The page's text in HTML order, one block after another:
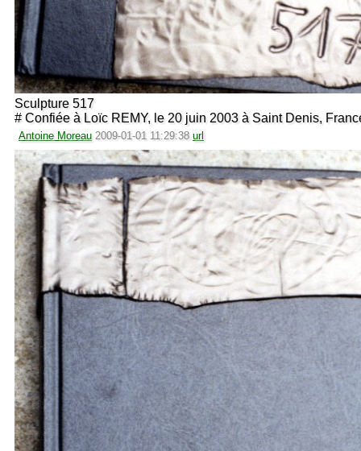
Sculpture 517
# Confiée à Loïc REMY, le 20 juin 2003 à Saint Denis,
Antoine Moreau 2009-01-01 11:29:38 url